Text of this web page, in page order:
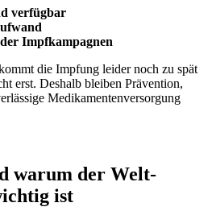
verfügbar
Impfkampagnen
die Impfung leider noch zu spät
erst. Deshalb bleiben Prävention,
Medikamentenversorgung
warum der Welt-
ist